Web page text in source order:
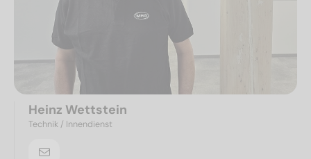
Heinz Wettstein
Technik / Innendienst